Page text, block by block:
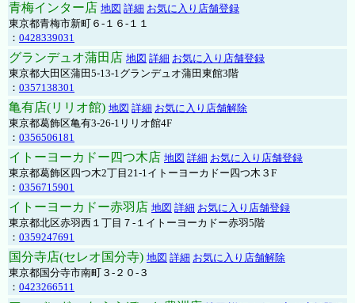
青梅インター店 地図 詳細 お気に入り店舗登録
東京都青梅市新町６-１６-１１
： 0428339031
グランデュオ蒲田店 地図 詳細 お気に入り店舗登録
東京都大田区蒲田5-13-1グランデュオ蒲田東館3階
： 0357138301
亀有店(リリオ館) 地図 詳細 お気に入り店舗解除
東京都葛飾区亀有3-26-1リリオ館4F
： 0356506181
イトーヨーカドー四つ木店 地図 詳細 お気に入り店舗登録
東京都葛飾区四つ木2丁目21-1イトーヨーカドー四つ木３F
： 0356715901
イトーヨーカドー赤羽店 地図 詳細 お気に入り店舗登録
東京都北区赤羽西１丁目７-１イトーヨーカドー赤羽5階
： 0359247691
国分寺店(セレオ国分寺) 地図 詳細 お気に入り店舗解除
東京都国分寺市南町３-２０-３
： 0423266511